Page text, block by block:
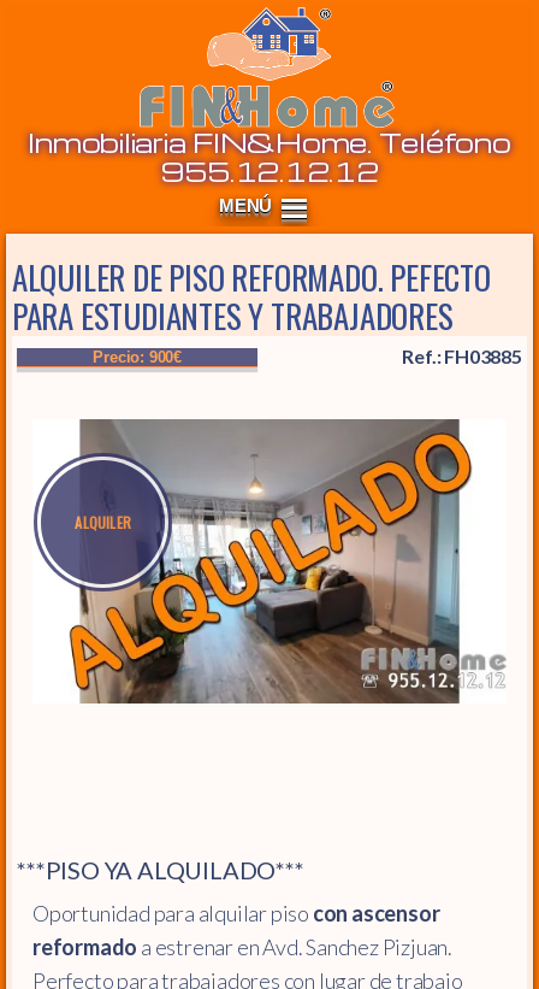
Inmobiliaria FIN&Home. Teléfono
955.12.12.12
ALQUILER DE PISO REFORMADO. PEFECTO
PARA ESTUDIANTES Y TRABAJADORES
Precio: 900€ Ref.: FH03885
ALQUILER
***PISO YA ALQUILADO***
Oportunidad para alquilar piso con ascensor
reformado a estrenar en Avd. Sanchez Pizjuan.
Perfecto para trabajadores con lugar de trabajo